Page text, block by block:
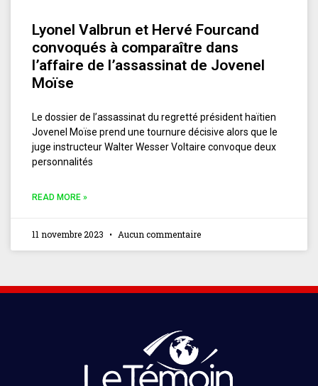
Lyonel Valbrun et Hervé Fourcand
convoqués à comparaître dans
l’affaire de l’assassinat de Jovenel
Moïse
Le dossier de l’assassinat du regretté président haïtien
Jovenel Moïse prend une tournure décisive alors que le
juge instructeur Walter Wesser Voltaire convoque deux
personnalités
READ MORE »
11 novembre 2023 Aucun commentaire